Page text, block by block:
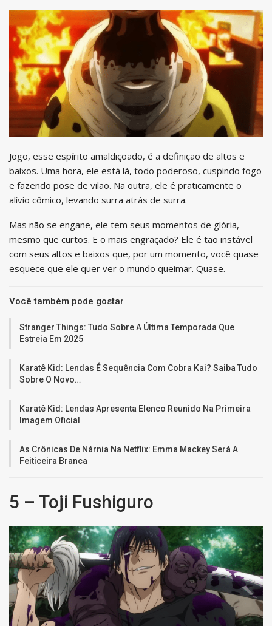
Jogo, esse espírito amaldiçoado, é a definição de altos e
baixos. Uma hora, ele está lá, todo poderoso, cuspindo fogo
e fazendo pose de vilão. Na outra, ele é praticamente o
alívio cômico, levando surra atrás de surra.
Mas não se engane, ele tem seus momentos de glória,
mesmo que curtos. E o mais engraçado? Ele é tão instável
com seus altos e baixos que, por um momento, você quase
esquece que ele quer ver o mundo queimar. Quase.
Você também pode gostar
Stranger Things: Tudo Sobre A Última Temporada Que
Estreia Em 2025
Karatê Kid: Lendas É Sequência Com Cobra Kai? Saiba Tudo
Sobre O Novo…
Karatê Kid: Lendas Apresenta Elenco Reunido Na Primeira
Imagem Oficial
As Crônicas De Nárnia Na Netflix: Emma Mackey Será A
Feiticeira Branca
5 – Toji Fushiguro